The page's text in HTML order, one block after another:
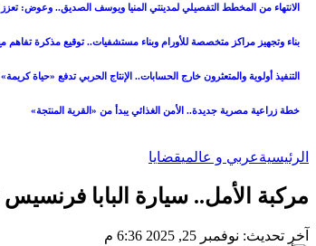
الانتهاء من المخطط التفصيلي لمدينتي المنيا ويوسف الصديق.. وعوض: تعزز
بناء وتجهيز مراكز متخصصة للأورام وبناء مستشفيات.. توقيع مذكرة
التنفيذ أولوية والمتعثرون خارج الحسابات.. الإنتاج الحربي تدفع «حياة
خطة زراعية مصرية جديدة.. الأمن الغذائي يبدأ من «القرية المنتجة»
الرئيسيةعربي و عالميقضايا
مركبة الأمل.. سيارة البابا
آخر تحديث: نوفمبر 25, 2025 6:36 م